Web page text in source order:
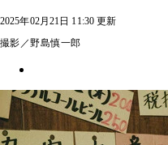
2025年02月21日 11:30 更新
撮影／野島慎一郎